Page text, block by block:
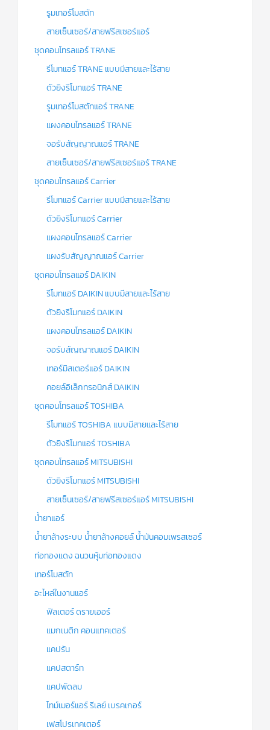
รูมเทอร์โมสตัท
สายเซ็นเซอร์/สายฟรีสเซอร์แอร์
ชุดคอนโทรลแอร์ TRANE
รีโมทแอร์ TRANE แบบมีสายและไร้สาย
ตัวยิงรีโมทแอร์ TRANE
รูมเทอร์โมสตัทแอร์ TRANE
แผงคอนโทรลแอร์ TRANE
จอรับสัญญาณแอร์ TRANE
สายเซ็นเซอร์/สายฟรีสเซอร์แอร์ TRANE
ชุดคอนโทรลแอร์ Carrier
รีโมทแอร์ Carrier แบบมีสายและไร้สาย
ตัวยิงรีโมทแอร์ Carrier
แผงคอนโทรลแอร์ Carrier
แผงรับสัญญาณแอร์ Carrier
ชุดคอนโทรลแอร์ DAIKIN
รีโมทแอร์ DAIKIN แบบมีสายและไร้สาย
ตัวยิงรีโมทแอร์ DAIKIN
แผงคอนโทรลแอร์ DAIKIN
จอรับสัญญาณแอร์ DAIKIN
เทอร์มิสเตอร์แอร์ DAIKIN
คอยล์อิเล็กทรอนิกส์ DAIKIN
ชุดคอนโทรลแอร์ TOSHIBA
รีโมทแอร์ TOSHIBA แบบมีสายและไร้สาย
ตัวยิงรีโมทแอร์ TOSHIBA
ชุดคอนโทรลแอร์ MITSUBISHI
ตัวยิงรีโมทแอร์ MITSUBISHI
สายเซ็นเซอร์/สายฟรีสเซอร์แอร์ MITSUBISHI
น้ำยาแอร์
น้ำยาล้างระบบ น้ำยาล้างคอยล์ น้ำมันคอมเพรสเซอร์
ท่อทองแดง ฉนวนหุ้มท่อทองแดง
เทอร์โมสตัท
อะไหล่ในงานแอร์
ฟิลเตอร์ ดรายเออร์
แมกเนติก คอนแทคเตอร์
แคปรัน
แคปสตาร์ท
แคปพัดลม
ไทม์เมอร์แอร์ รีเลย์ เบรคเกอร์
เฟสโปรเทคเตอร์